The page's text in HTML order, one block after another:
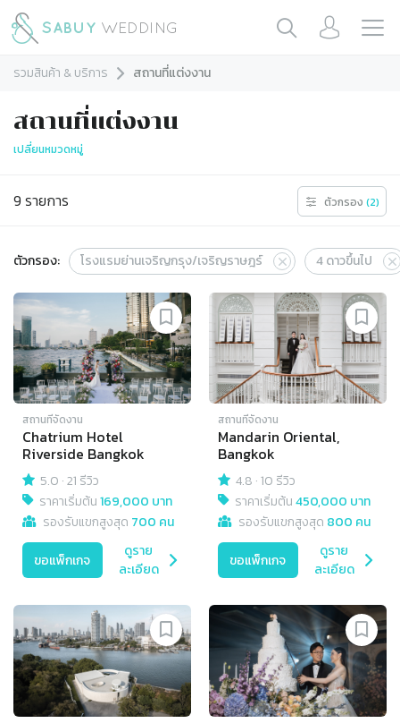
รวมสินค้า & บริการ สถานที่แต่งงาน
สถานที่แต่งงาน
เปลี่ยนหมวดหมู่
9 รายการ ตัวกรอง (2)
ตัวกรอง: โรงแรมย่านเจริญกรุง/เจริญราษฎร์ 4ดาวขึ้นไป
สถานที่จัดงาน
Chatrium Hotel
Riverside Bangkok
5.0 ·21 รีวิว
ราคาเริ่มต้น169,000 บาท
รองรับแขกสูงสุด 700 คน
ขอแพ็กเกจ
ดูราย
ละเอียด
สถานที่จัดงาน
Mandarin Oriental,
Bangkok
4.8 ·10 รีวิว
ราคาเริ่มต้น450,000 บาท
รองรับแขกสูงสุด 800 คน
ขอแพ็กเกจ
ดูราย
ละเอียด